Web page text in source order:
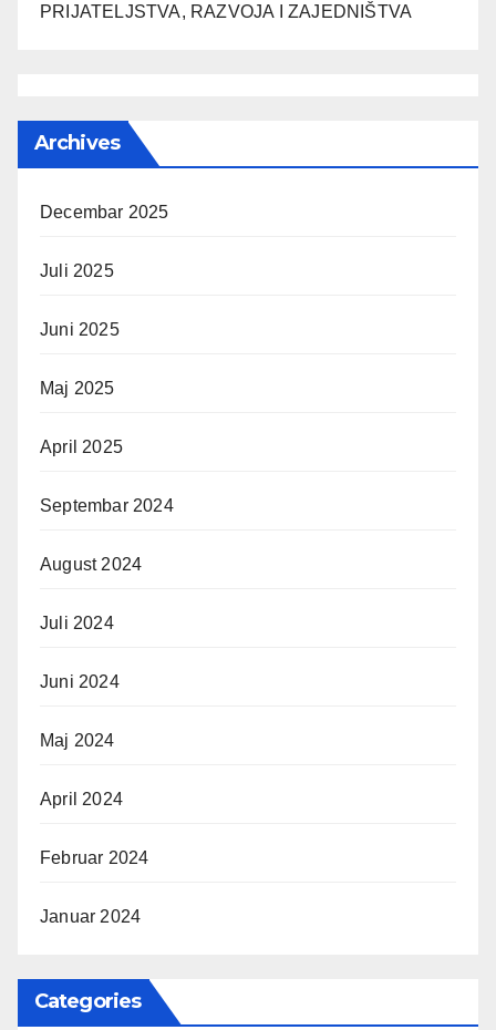
PRIJATELJSTVA, RAZVOJA I ZAJEDNIŠTVA
Archives
Decembar 2025
Juli 2025
Juni 2025
Maj 2025
April 2025
Septembar 2024
August 2024
Juli 2024
Juni 2024
Maj 2024
April 2024
Februar 2024
Januar 2024
Categories